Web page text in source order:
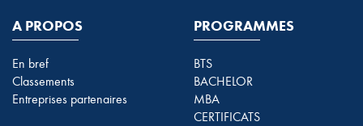
A PROPOS
En bref
Classements
Entreprises partenaires
PROGRAMMES
BTS
BACHELOR
MBA
CERTIFICATS